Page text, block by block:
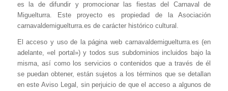
es la de difundir y promocionar las fiestas del Carnaval de
Miguelturra. Este proyecto es propiedad de la Asociación
carnavaldemiguelturra.es de carácter histórico cultural.
El acceso y uso de la página web carnavaldemiguelturra.es (en
adelante, «el portal») y todos sus subdominios incluidos bajo la
misma, así como los servicios o contenidos que a través de él
se puedan obtener, están sujetos a los términos que se detallan
en este Aviso Legal, sin perjuicio de que el acceso a algunos de